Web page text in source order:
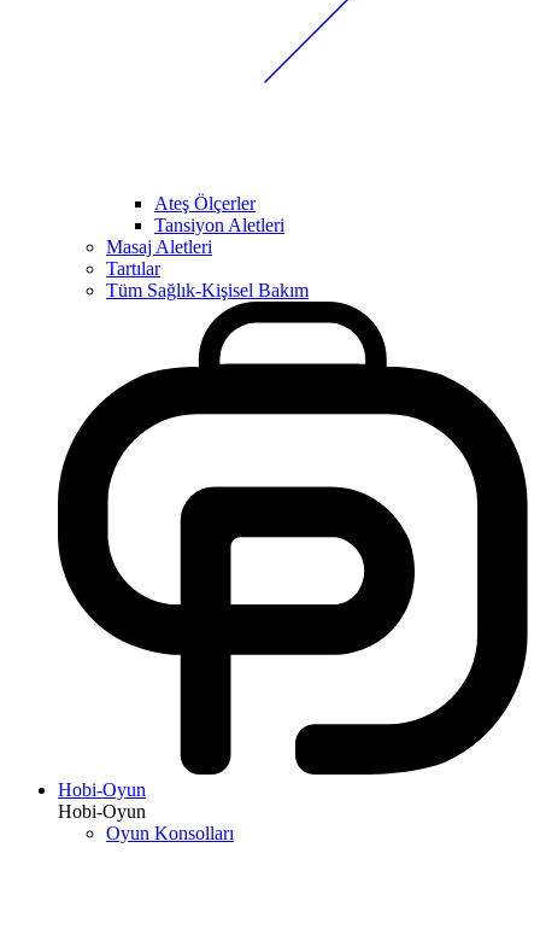
Ateş Ölçerler
Tansiyon Aletleri
Masaj Aletleri
Tartılar
Tüm Sağlık-Kişisel Bakım
Hobi-Oyun
Hobi-Oyun
Oyun Konsolları